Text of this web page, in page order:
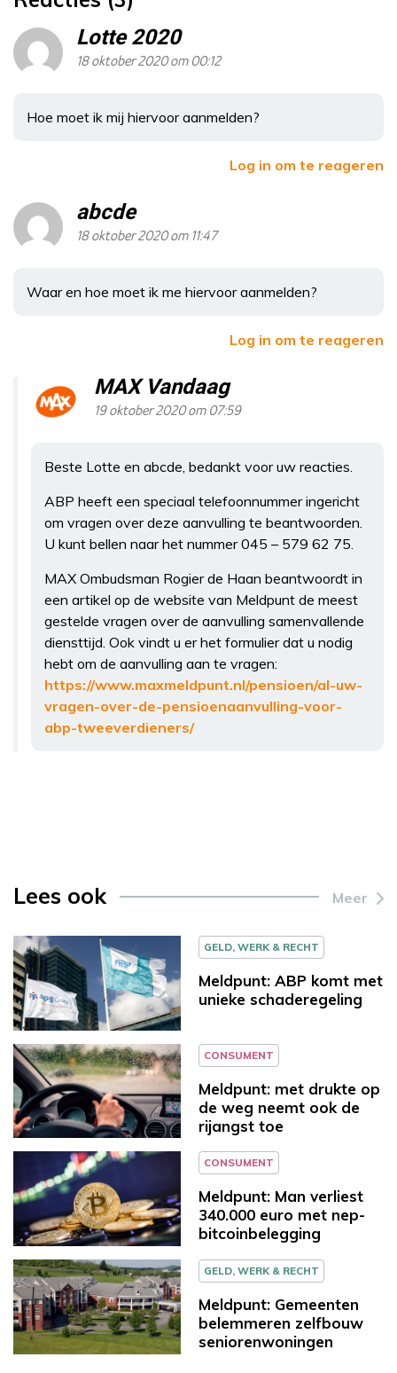
Lotte 2020
18 oktober 2020 om 00:12
Hoe moet ik mij hiervoor aanmelden?
Log in om te reageren
abcde
18 oktober 2020 om 11:47
Waar en hoe moet ik me hiervoor aanmelden?
Log in om te reageren
MAX Vandaag
19 oktober 2020 om 07:59
Beste Lotte en abcde, bedankt voor uw reacties.
ABP heeft een speciaal telefoonnummer ingericht
om vragen over deze aanvulling te beantwoorden.
U kunt bellen naar het nummer 045 – 579 62 75.
MAX Ombudsman Rogier de Haan beantwoordt in
een artikel op de website van Meldpunt de meest
gestelde vragen over de aanvulling samenvallende
diensttijd. Ook vindt u er het formulier dat u nodig
hebt om de aanvulling aan te vragen:
https://www.maxmeldpunt.nl/pensioen/al-uw-
vragen-over-de-pensioenaanvulling-voor-
abp-tweeverdieners/
Lees ook Meer
GELD, WERK & RECHT
Meldpunt: ABP komt met
unieke schaderegeling
CONSUMENT
Meldpunt: met drukte op
de weg neemt ook de
rijangst toe
CONSUMENT
Meldpunt: Man verliest
340.000 euro met nep-
bitcoinbelegging
GELD, WERK & RECHT
Meldpunt: Gemeenten
belemmeren zelfbouw
seniorenwoningen